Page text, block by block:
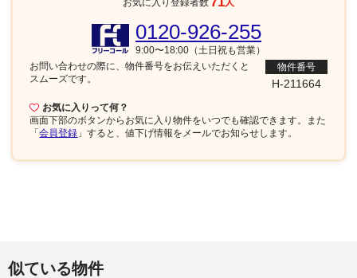
お気に入りって何？
画面下部のボタンからお気に入り物件をいつでも確認できます。また
「会員登録 」すると、値下げ情報をメールでお知らせします。
0120-926-255
9:00〜18:00（土日祝も営業）
お問い合わせの際に、物件番号をお伝えいただくと
スムーズです。
物件番号
H-211664
似ている物件